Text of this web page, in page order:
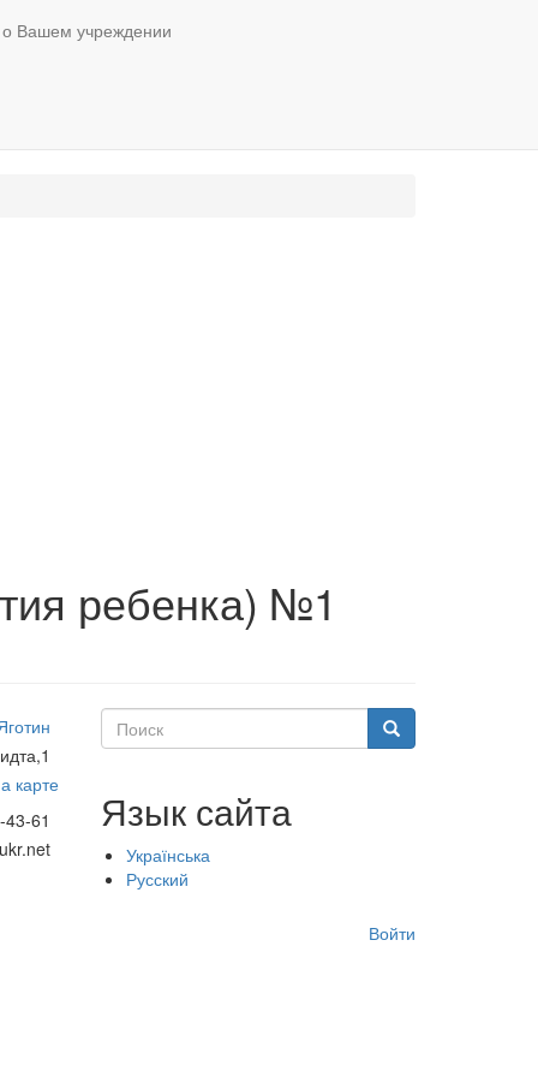
Вашем учреждении
ребенка) №1
карте
61
Поиск Поиск
Язык сайта
Українська
Русский
Войти